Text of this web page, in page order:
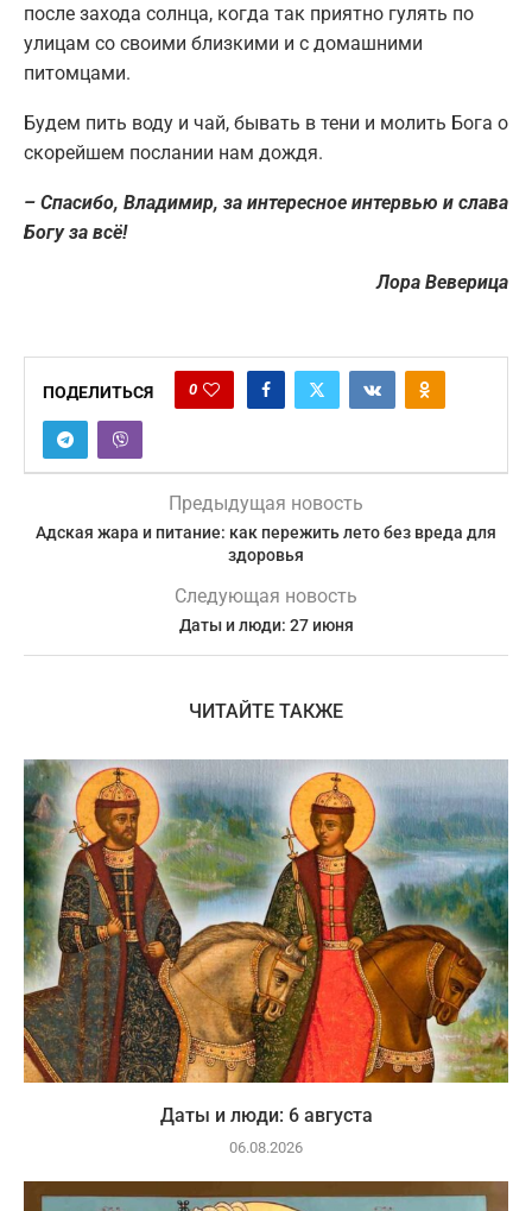
после захода солнца, когда так приятно гулять по
улицам со своими близкими и с домашними
питомцами.
Будем пить воду и чай, бывать в тени и молить Бога о
скорейшем послании нам дождя.
– Спасибо, Владимир, за интересное интервью и слава
Богу за всё!
Лора Веверица
ПОДЕЛИТЬСЯ 0
Предыдущая новость
Адская жара и питание: как пережить лето без вреда для
здоровья
Следующая новость
Даты и люди: 27 июня
ЧИТАЙТЕ ТАКЖЕ
Даты и люди: 6 августа
06.08.2026